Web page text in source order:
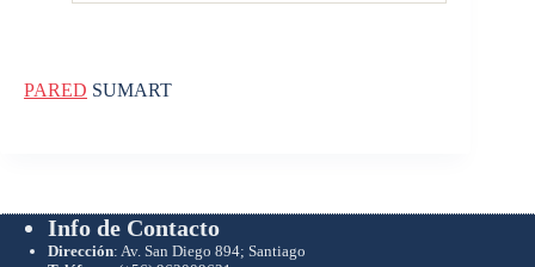
PARED SUMART
Info de Contacto
Dirección: Av. San Diego 894; Santiago